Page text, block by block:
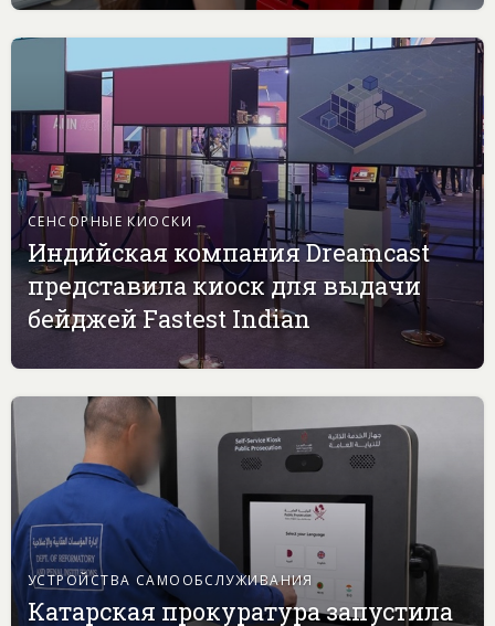
СЕНСОРНЫЕ КИОСКИ
Индийская компания Dreamcast
представила киоск для выдачи
бейджей Fastest Indian
УСТРОЙСТВА САМООБСЛУЖИВАНИЯ
Катарская прокуратура запустила